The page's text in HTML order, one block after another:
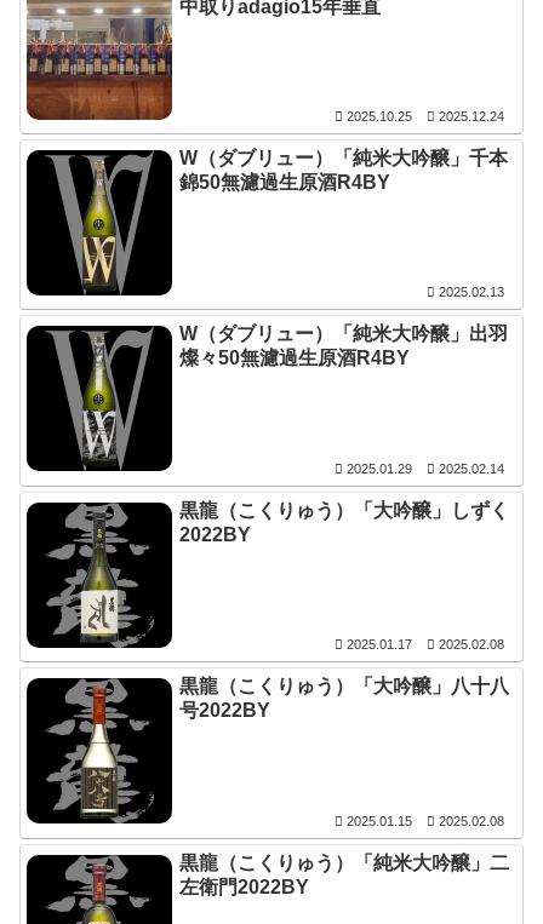
中取りadagio15年垂直
2025.10.25 2025.12.24
W（ダブリュー）「純米大吟醸」千本
錦50無濾過生原酒R4BY
2025.02.13
W（ダブリュー）「純米大吟醸」出羽
燦々50無濾過生原酒R4BY
2025.01.29 2025.02.14
黒龍（こくりゅう）「大吟醸」しずく
2022BY
2025.01.17 2025.02.08
黒龍（こくりゅう）「大吟醸」八十八
号2022BY
2025.01.15 2025.02.08
黒龍（こくりゅう）「純米大吟醸」二
左衛門2022BY